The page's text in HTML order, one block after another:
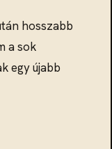
hosszabb
a sok
egy újabb